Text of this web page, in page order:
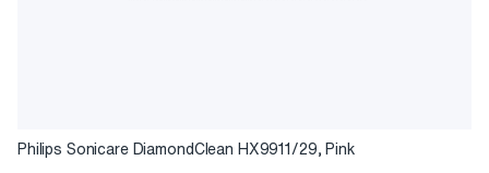
Philips Sonicare DiamondClean HX9911/29, Pink